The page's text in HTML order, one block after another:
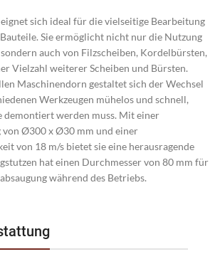
sich ideal für die vielseitige Bearbeitung
Sie ermöglicht nicht nur die Nutzung
auch von Filzscheiben, Kordelbürsten,
Vielzahl weiterer Scheiben und Bürsten.
Maschinendorn gestaltet sich der Wechsel
Werkzeugen mühelos und schnell,
demontiert werden muss. Mit einer
von Ø300 x Ø30 mm und einer
von 18 m/s bietet sie eine herausragende
hat einen Durchmesser von 80 mm für
während des Betriebs.